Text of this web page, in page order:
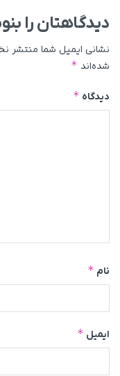
دیدگاهتان را
نشانی ایمیل شما منتشر
شده‌اند *
دیدگاه *
نام *
ایمیل *